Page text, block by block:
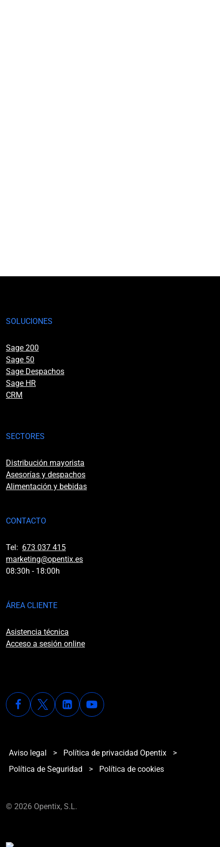
SOLUCIONES
Sage 200
Sage 50
Sage Despachos
Sage HR
CRM
SECTORES
Distribución mayorista
Asesorías y despachos
Alimentación y bebidas
CONTACTO
Tel: 673 037 415
marketing@opentix.es
08:30h - 18:00h
ÁREA CLIENTE
Asistencia técnica
Acceso a sesión online
Aviso legal > Política de privacidad Opentix
>
Política de Seguridad
> Política de cookies
© 2026 Opentix, S.L.